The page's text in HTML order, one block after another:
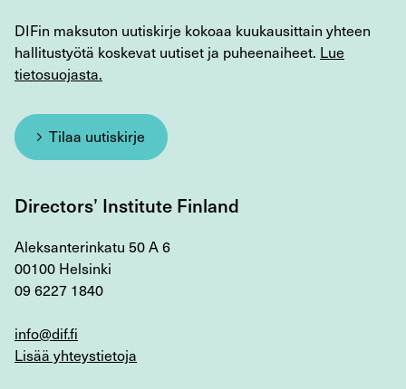
DIFin maksuton uutiskirje kokoaa kuukausittain yhteen
hallitustyötä koskevat uutiset ja puheenaiheet. Lue
tietosuojasta.
Tilaa uutiskirje
Directors’ Institute Finland
Aleksanterinkatu 50 A 6
00100 Helsinki
09 6227 1840
info@dif.fi
Lisää yhteystietoja